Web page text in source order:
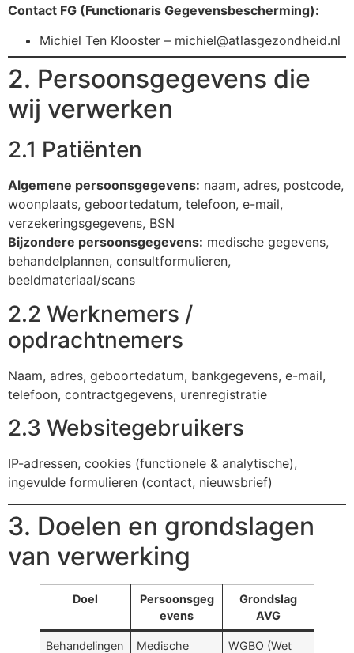
Contact FG (Functionaris Gegevensbescherming):
Michiel Ten Klooster – michiel@atlasgezondheid.nl
2. Persoonsgegevens die
wij verwerken
2.1 Patiënten
Algemene persoonsgegevens: naam, adres, postcode,
woonplaats, geboortedatum, telefoon, e-mail,
verzekeringsgegevens, BSN
Bijzondere persoonsgegevens: medische gegevens,
behandelplannen, consultformulieren,
beeldmateriaal/scans
2.2 Werknemers /
opdrachtnemers
Naam, adres, geboortedatum, bankgegevens, e-mail,
telefoon, contractgegevens, urenregistratie
2.3 Websitegebruikers
IP-adressen, cookies (functionele & analytische),
ingevulde formulieren (contact, nieuwsbrief)
3. Doelen en grondslagen
van verwerking
Doel
Persoonsgeg
evens
Grondslag
AVG
Behandelingen
Medische
WGBO (Wet